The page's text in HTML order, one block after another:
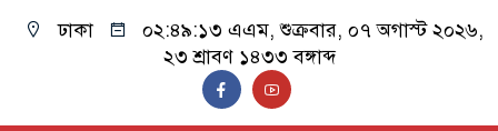
ঢাকা ০২:৪৯:১৪ এএম, শুক্রবার, ০৭ অগাস্ট ২০২৬,
২৩ শ্রাবণ ১৪৩৩ বঙ্গাব্দ